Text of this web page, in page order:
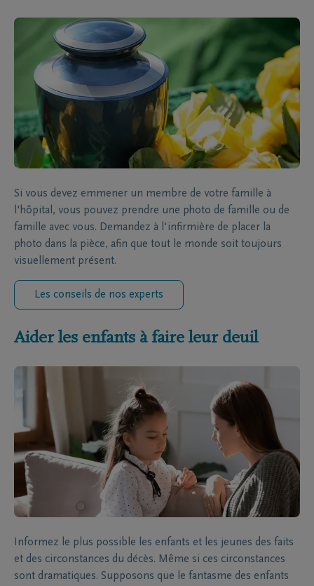
Si vous devez emmener un membre de votre famille à
l'hôpital, vous pouvez prendre une photo de famille ou de
famille avec vous. Demandez à l'infirmière de placer la
photo dans la pièce, afin que tout le monde soit toujours
visuellement présent.
Les conseils de nos experts
Aider les enfants à faire leur deuil
Informez le plus possible les enfants et les jeunes des faits
et des circonstances du décès. Même si ces circonstances
sont dramatiques. Supposons que le fantasme des enfants